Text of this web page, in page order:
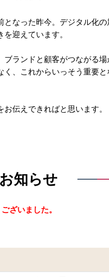
なった昨今。デジタル化
迎えています。
ランドと顧客がつながる
、これからいっそう重要
伝えできればと思います。
お知らせ
ざいました。